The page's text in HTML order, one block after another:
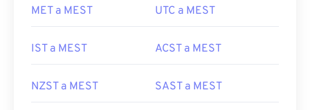
MET a MEST UTC a MEST
IST a MEST ACST a MEST
NZST a MEST SAST a MEST